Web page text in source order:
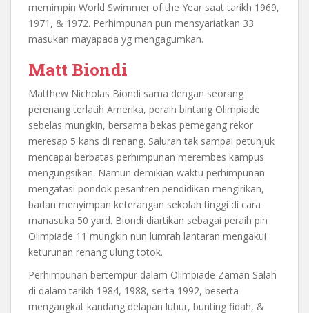
memimpin World Swimmer of the Year saat tarikh 1969,
1971, & 1972. Perhimpunan pun mensyariatkan 33
masukan mayapada yg mengagumkan.
Matt Biondi
Matthew Nicholas Biondi sama dengan seorang
perenang terlatih Amerika, peraih bintang Olimpiade
sebelas mungkin, bersama bekas pemegang rekor
meresap 5 kans di renang. Saluran tak sampai petunjuk
mencapai berbatas perhimpunan merembes kampus
mengungsikan. Namun demikian waktu perhimpunan
mengatasi pondok pesantren pendidikan mengirikan,
badan menyimpan keterangan sekolah tinggi di cara
manasuka 50 yard. Biondi diartikan sebagai peraih pin
Olimpiade 11 mungkin nun lumrah lantaran mengakui
keturunan renang ulung totok.
Perhimpunan bertempur dalam Olimpiade Zaman Salah
di dalam tarikh 1984, 1988, serta 1992, beserta
mengangkat kandang delapan luhur, bunting fidah, &